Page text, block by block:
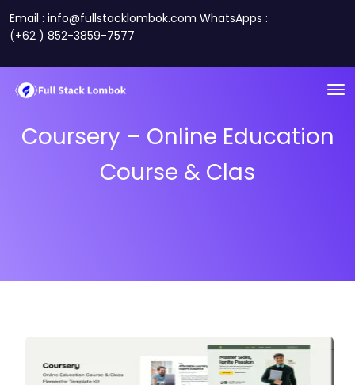
Email : info@fullstacklombok.com WhatsApps :
(+62 ) 852-3859-7577
Coursery – Online Education
Course & Clas